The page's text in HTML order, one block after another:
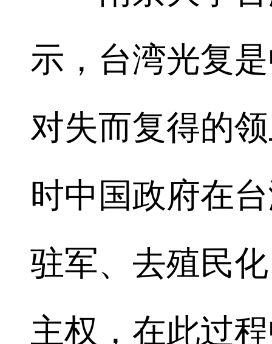
示，台湾光复
对失而复得的
时中国政府在
驻军、去殖民
主权，在此过